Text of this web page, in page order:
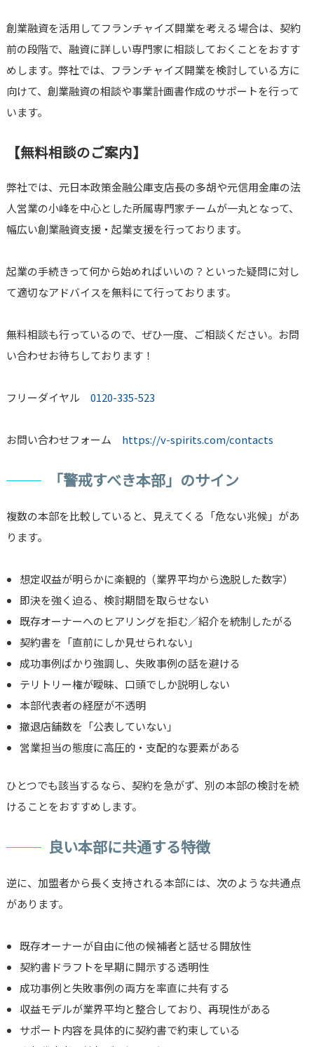
創業融資を活用してフランチャイズ開業を考える場合は、契約
前の段階で、融資に詳しい専門家に相談しておくことをおすす
めします。弊社では、フランチャイズ開業を検討している方に
向けて、創業融資の相談や事業計画書作成のサポートを行って
います。
【無料相談のご案内】
弊社では、元日本政策金融公庫支店長の多胡や元信用金庫の法
人営業の小峰を中心とした所属専門家チームが一丸となって、
幅広い創業融資支援・起業支援を行っております。
起業の手続きって何から始めればいいの？といった疑問に対し
て適切なアドバイスを無料にて行っております。
無料相談も行っているので、ぜひ一度、ご相談ください。お問
い合わせお待ちしております！
フリーダイヤル 0120-335-523
お問い合わせフォーム https://v-spirits.com/contacts
「警戒すべき本部」のサイン
複数の本部を比較していると、見えてくる「危ない兆候」があ
ります。
想定収益が明らかに楽観的（業界平均から逸脱した数字）
即決を強く迫る、検討期間を取らせない
既存オーナーへのヒアリングを拒む／紹介を統制したがる
契約書を「直前にしか見せられない」
成功事例ばかり強調し、失敗事例の話を避ける
テリトリー権が曖昧、口頭でしか説明しない
本部代表者の経歴が不透明
撤退店舗数を「公表していない」
営業担当の態度に高圧的・支配的な要素がある
ひとつでも該当するなら、契約を急がず、別の本部の検討を続
けることをおすすめします。
良い本部に共通する特徴
逆に、加盟者から長く支持される本部には、次のような共通点
があります。
既存オーナーが自由に他の候補者と話せる開放性
契約書ドラフトを早期に開示する透明性
成功事例と失敗事例の両方を率直に共有する
収益モデルが業界平均と整合しており、再現性がある
サポート内容を具体的に契約書で約束している